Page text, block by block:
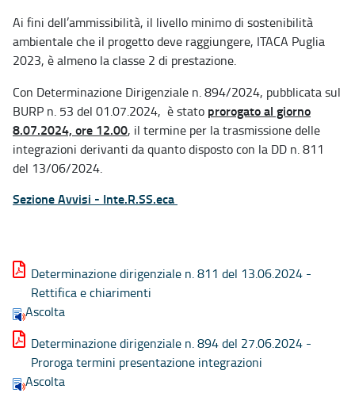
Ai fini dell’ammissibilità, il livello minimo di sostenibilità
ambientale che il progetto deve raggiungere, ITACA Puglia
2023, è almeno la classe 2 di prestazione.
Con Determinazione Dirigenziale n. 894/2024, pubblicata sul
BURP n. 53 del 01.07.2024, è stato prorogato al giorno
8.07.2024, ore 12.00, il termine per la trasmissione delle
integrazioni derivanti da quanto disposto con la DD n. 811
del 13/06/2024.
Sezione Avvisi - Inte.R.SS.eca
Determinazione dirigenziale n. 811 del 13.06.2024 -
Rettifica e chiarimenti
Ascolta
Determinazione dirigenziale n. 894 del 27.06.2024 -
Proroga termini presentazione integrazioni
Ascolta